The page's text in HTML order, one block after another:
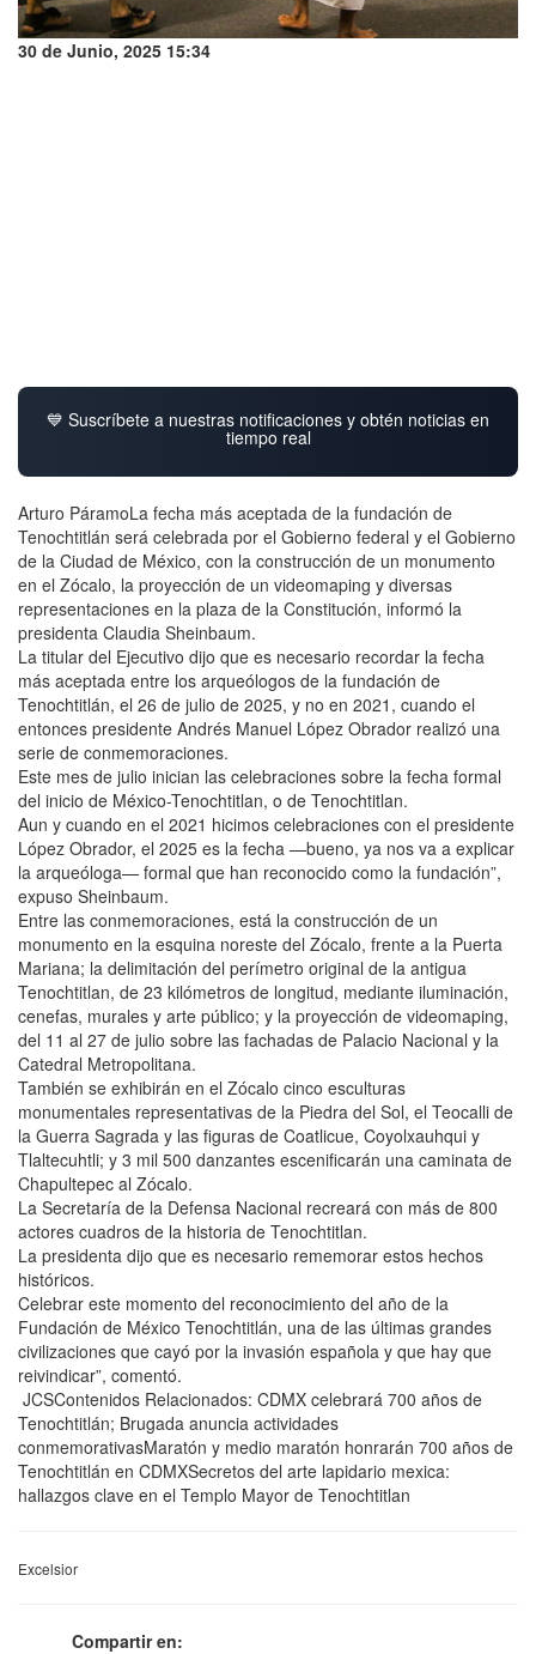
30 de Junio, 2025 15:34
💙 Suscríbete a nuestras notificaciones y obtén noticias en
tiempo real
Arturo PáramoLa fecha más aceptada de la fundación de
Tenochtitlán será celebrada por el Gobierno federal y el Gobierno
de la Ciudad de México, con la construcción de un monumento
en el Zócalo, la proyección de un videomaping y diversas
representaciones en la plaza de la Constitución, informó la
presidenta Claudia Sheinbaum.
La titular del Ejecutivo dijo que es necesario recordar la fecha
más aceptada entre los arqueólogos de la fundación de
Tenochtitlán, el 26 de julio de 2025, y no en 2021, cuando el
entonces presidente Andrés Manuel López Obrador realizó una
serie de conmemoraciones.
Este mes de julio inician las celebraciones sobre la fecha formal
del inicio de México-Tenochtitlan, o de Tenochtitlan.
Aun y cuando en el 2021 hicimos celebraciones con el presidente
López Obrador, el 2025 es la fecha —bueno, ya nos va a explicar
la arqueóloga— formal que han reconocido como la fundación”,
expuso Sheinbaum.
Entre las conmemoraciones, está la construcción de un
monumento en la esquina noreste del Zócalo, frente a la Puerta
Mariana; la delimitación del perímetro original de la antigua
Tenochtitlan, de 23 kilómetros de longitud, mediante iluminación,
cenefas, murales y arte público; y la proyección de videomaping,
del 11 al 27 de julio sobre las fachadas de Palacio Nacional y la
Catedral Metropolitana.
También se exhibirán en el Zócalo cinco esculturas
monumentales representativas de la Piedra del Sol, el Teocalli de
la Guerra Sagrada y las figuras de Coatlicue, Coyolxauhqui y
Tlaltecuhtli; y 3 mil 500 danzantes escenificarán una caminata de
Chapultepec al Zócalo.
La Secretaría de la Defensa Nacional recreará con más de 800
actores cuadros de la historia de Tenochtitlan.
La presidenta dijo que es necesario rememorar estos hechos
históricos.
Celebrar este momento del reconocimiento del año de la
Fundación de México Tenochtitlán, una de las últimas grandes
civilizaciones que cayó por la invasión española y que hay que
reivindicar”, comentó.
JCSContenidos Relacionados: CDMX celebrará 700 años de
Tenochtitlán; Brugada anuncia actividades
conmemorativasMaratón y medio maratón honrarán 700 años de
Tenochtitlán en CDMXSecretos del arte lapidario mexica:
hallazgos clave en el Templo Mayor de Tenochtitlan
Excelsior
Compartir en: